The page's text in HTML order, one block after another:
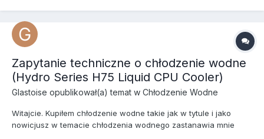
Zapytanie techniczne o chłodzenie wodne
(Hydro Series H75 Liquid CPU Cooler)
Glastoise opublikował(a) temat w Chłodzenie Wodne
Witajcie. Kupiłem chłodzenie wodne takie jak w tytule i jako
nowicjusz w temacie chłodzenia wodnego zastanawia mnie